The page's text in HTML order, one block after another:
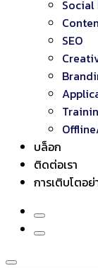
Social
SEO
บล็อก
ติดต่อเรา
การเติบโตอ